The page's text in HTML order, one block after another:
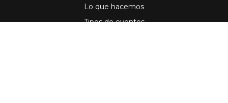
Lo que hacemos
Tipos de eventos